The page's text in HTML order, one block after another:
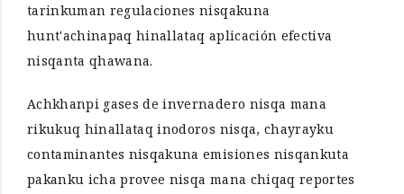
tarinkuman regulaciones nisqakuna
hunt'achinapaq hinallataq aplicación efectiva
nisqanta qhawana.
Achkhanpi gases de invernadero nisqa mana
rikukuq hinallataq inodoros nisqa, chayrayku
contaminantes nisqakuna emisiones nisqankuta
pakanku icha provee nisqa mana chiqaq reportes